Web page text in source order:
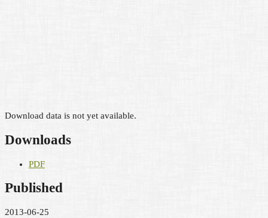
Download data is not yet available.
Downloads
PDF
Published
2013-06-25